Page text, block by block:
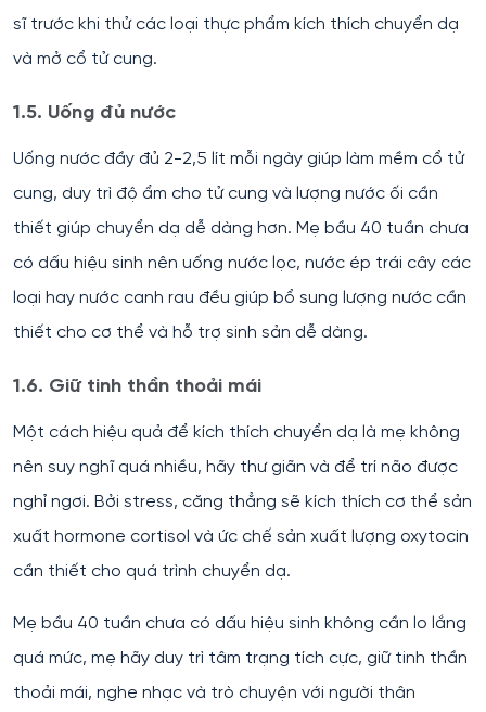
sĩ trước khi thử các loại thực phẩm kích thích chuyển dạ
và mở cổ tử cung.
1.5. Uống đủ nước
Uống nước đầy đủ 2-2,5 lít mỗi ngày giúp làm mềm cổ tử
cung, duy trì độ ẩm cho tử cung và lượng nước ối cần
thiết giúp chuyển dạ dễ dàng hơn. Mẹ bầu 40 tuần chưa
có dấu hiệu sinh nên uống nước lọc, nước ép trái cây các
loại hay nước canh rau đều giúp bổ sung lượng nước cần
thiết cho cơ thể và hỗ trợ sinh sản dễ dàng.
1.6. Giữ tinh thần thoải mái
Một cách hiệu quả để kích thích chuyển dạ là mẹ không
nên suy nghĩ quá nhiều, hãy thư giãn và để trí não được
nghỉ ngơi. Bởi stress, căng thẳng sẽ kích thích cơ thể sản
xuất hormone cortisol và ức chế sản xuất lượng oxytocin
cần thiết cho quá trình chuyển dạ.
Mẹ bầu 40 tuần chưa có dấu hiệu sinh không cần lo lắng
quá mức, mẹ hãy duy trì tâm trạng tích cực, giữ tinh thần
thoải mái, nghe nhạc và trò chuyện với người thân